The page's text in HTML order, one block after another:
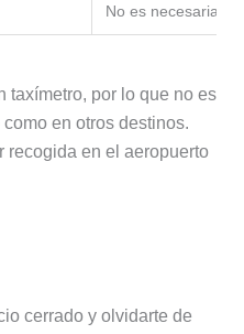
No es necesaria
taxímetro, por lo que no es
en otros destinos.
recogida en el aeropuerto
cerrado y olvidarte de